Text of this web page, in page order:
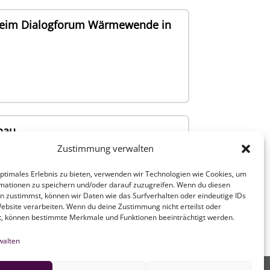
Zustimmung verwalten
Erlebnis zu bieten, verwenden wir Technologien wie Cookies, um
zu speichern und/oder darauf zuzugreifen. Wenn du diesen
zustimmst, können wir Daten wie das Surfverhalten oder eindeutige IDs
verarbeiten. Wenn du deine Zustimmung nicht erteilst oder
können bestimmte Merkmale und Funktionen beeinträchtigt werden.
Dialogforum Wärmewende in